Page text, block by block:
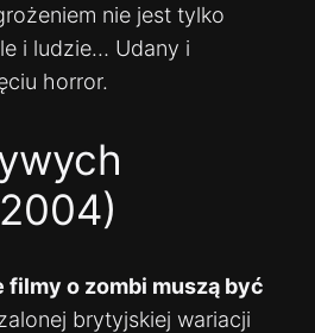
nie jest tylko
i ludzie… Udany i
horror.
filmy o zombi muszą być
brytyjskiej wariacji